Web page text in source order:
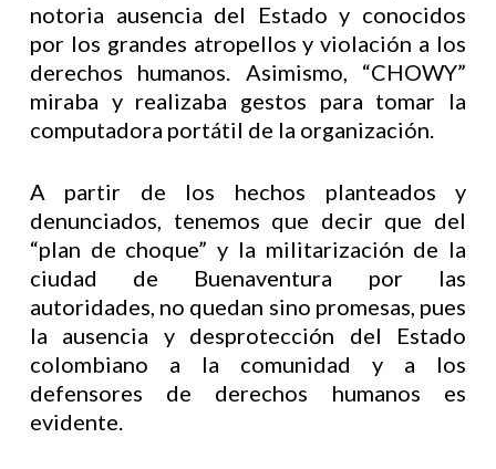
notoria ausencia del Estado y conocidos
por los grandes atropellos y violación a los
derechos humanos. Asimismo, “CHOWY”
miraba y realizaba gestos para tomar la
computadora portátil de la organización.
A partir de los hechos planteados y
denunciados, tenemos que decir que del
“plan de choque” y la militarización de la
ciudad de Buenaventura por las
autoridades, no quedan sino promesas, pues
la ausencia y desprotección del Estado
colombiano a la comunidad y a los
defensores de derechos humanos es
evidente.